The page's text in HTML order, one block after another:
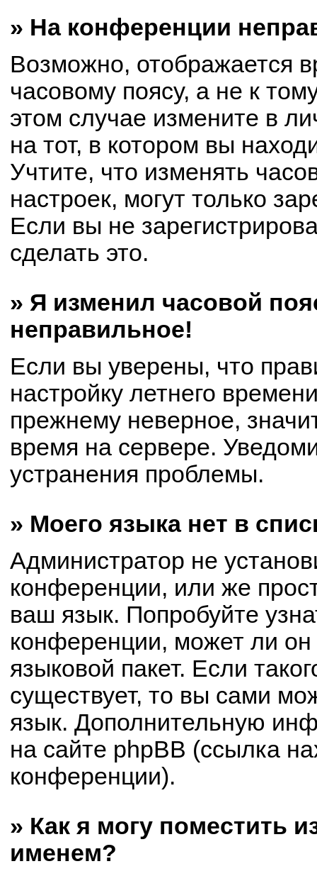
» На конференции
Возможно, отображается
часовому поясу, а не к
этом случае измените в
на тот, в котором вы
Учтите, что изменять
настроек, могут только
Если вы не
сделать это.
» Я изменил часовой
неправильное!
Если вы уверены, что
настройку летнего
прежнему неверное,
время на сервере.
устранения проблемы.
» Моего языка нет в
Администратор не
конференции, или же
ваш язык. Попробуйте
конференции, может ли
языковой пакет. Если
существует, то вы сами
язык. Дополнительную
на сайте phpBB (ссылка
конференции).
» Как я могу поместить
именем?